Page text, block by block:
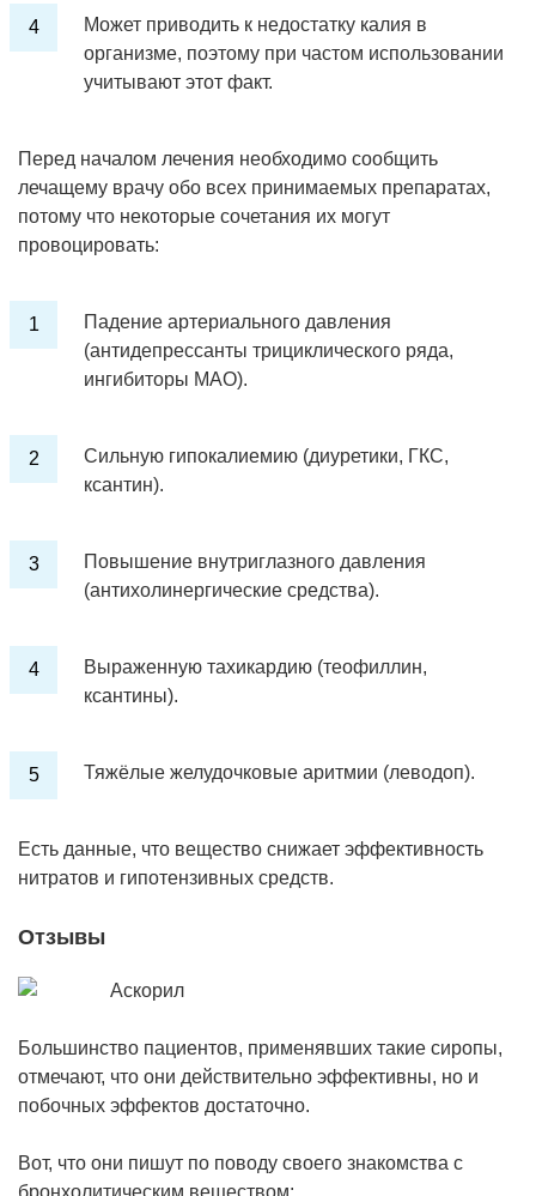
Может приводить к недостатку калия в
организме, поэтому при частом использовании
учитывают этот факт.
Перед началом лечения необходимо сообщить
лечащему врачу обо всех принимаемых препаратах,
потому что некоторые сочетания их могут
провоцировать:
Падение артериального давления
(антидепрессанты трициклического ряда,
ингибиторы МАО).
Сильную гипокалиемию (диуретики, ГКС,
ксантин).
Повышение внутриглазного давления
(антихолинергические средства).
Выраженную тахикардию (теофиллин,
ксантины).
Тяжёлые желудочковые аритмии (леводоп).
Есть данные, что вещество снижает эффективность
нитратов и гипотензивных средств.
Отзывы
Большинство пациентов, применявших такие сиропы,
отмечают, что они действительно эффективны, но и
побочных эффектов достаточно.
Вот, что они пишут по поводу своего знакомства с
бронхолитическим веществом: